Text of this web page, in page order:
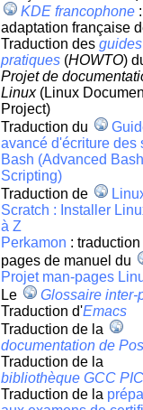
KDE francophone :
adaptation française
Traduction des guides
pratiques (HOWTO)
Projet de
Linux(Linux
Project)
Traduction du
avancé d'écriture des
Bash (Advanced Bash
Scripting)
Traduction de
Scratch : Installer
à Z
Perkamon :
pages de manuel du
Projet man-pages
Le
Glossaire inter-
Traduction d'​Emacs
Traduction de la
documentation de
Traduction de la
bibliothèque GCC PIC
Traduction de la